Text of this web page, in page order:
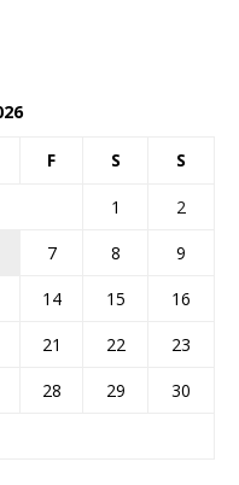
F S S
1
2
7 8
9
14 15
16
21 22
23
28 29
30